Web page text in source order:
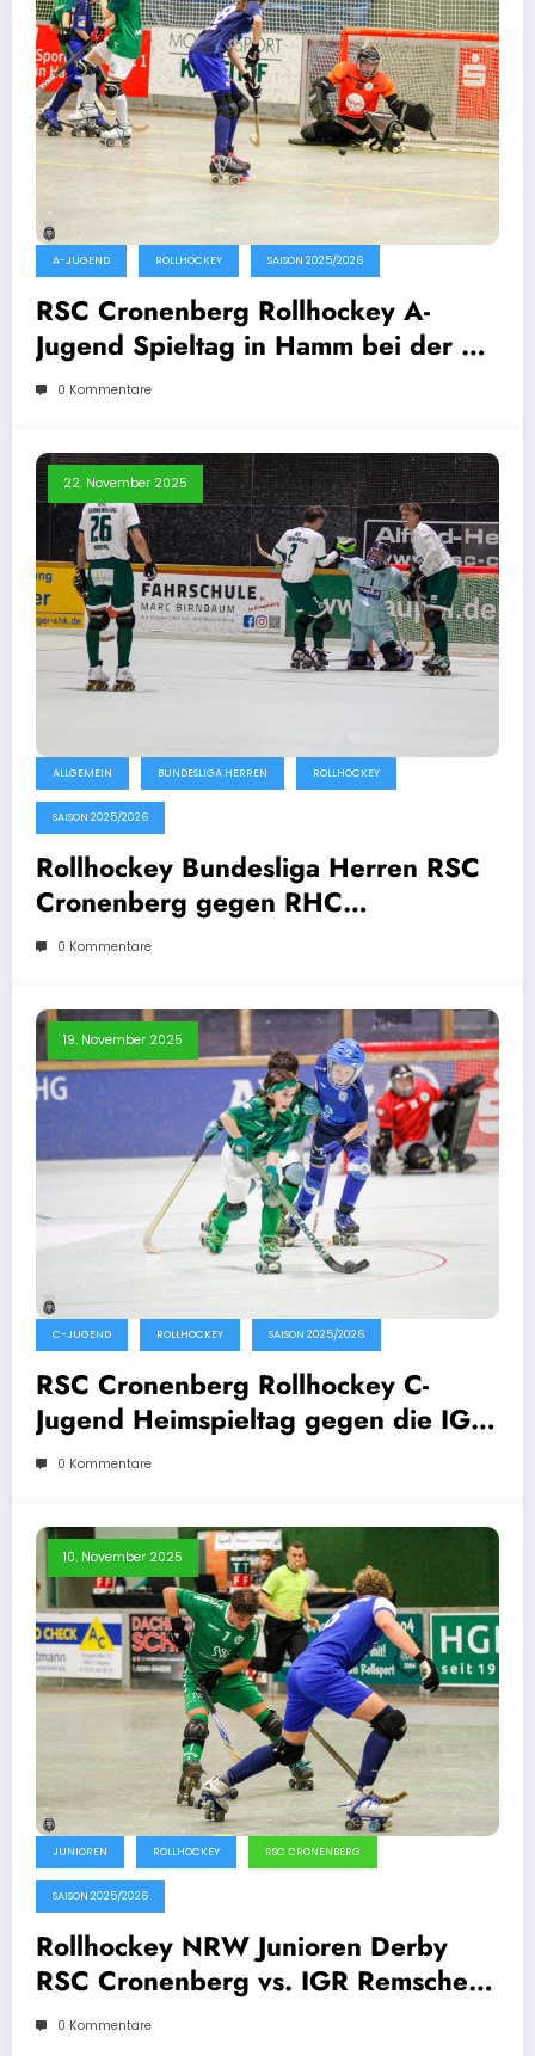
A-JUGEND ROLLHOCKEY SAISON 2025/2026
RSC Cronenberg Rollhockey A-
Jugend Spieltag in Hamm bei der SK
Germania Herringen 29.11.2025
0 Kommentare
22. November 2025
ALLGEMEIN BUNDESLIGA HERREN ROLLHOCKEY
SAISON 2025/2026
Rollhockey Bundesliga Herren RSC
Cronenberg gegen RHC
Recklinghausen 22.11.2025
0 Kommentare
19. November 2025
C-JUGEND ROLLHOCKEY SAISON 2025/2026
RSC Cronenberg Rollhockey C-
Jugend Heimspieltag gegen die IGR
Remscheid 19.11.2025
0 Kommentare
10. November 2025
JUNIOREN ROLLHOCKEY RSC CRONENBERG
SAISON 2025/2026
Rollhockey NRW Junioren Derby
RSC Cronenberg vs. IGR Remscheid
09.11.2025
0 Kommentare